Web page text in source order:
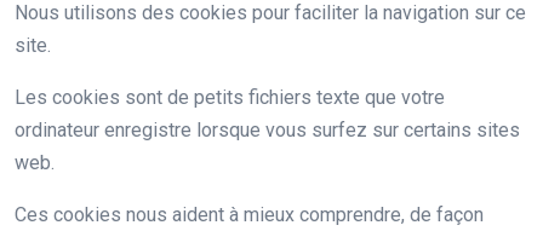
Nous utilisons des cookies pour faciliter la navigation sur ce
site.
Les cookies sont de petits fichiers texte que votre
ordinateur enregistre lorsque vous surfez sur certains sites
web.
Ces cookies nous aident à mieux comprendre, de façon